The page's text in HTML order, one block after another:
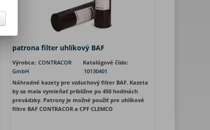
patrona filter uhlíkový BAF
Výrobca: CONTRACOR
GmbH
Katalógové číslo:
10130401
Náhradné kazety pre vzduchový filter BAF. Kazeta
by sa mala vymieňať približne po 450 hodinách
prevádzky. Patrony je možné použiť pre uhlíkové
filtre BAF CONTRACOR a CPF CLEMCO